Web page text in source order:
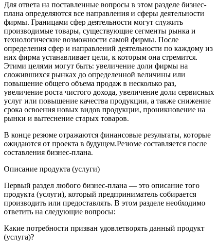
Для ответа на поставленные вопросы в этом разделе бизнес-
плана определяются все направления и сферы деятельности
фирмы. Границами сфер деятельности могут служить
производимые товары, существующие сегменты рынка и
технологические возможности самой фирмы. После
определения сфер и направлений деятельности по каждому из
них фирма устанавливает цели, к которым она стремится.
Этими целями могут быть: увеличение доли фирмы на
сложившихся рынках до определенной величины или
повышение общего объема продаж в несколько раз,
увеличение роста чистого дохода, увеличение доли сервисных
услуг или повышение качества продукции, а также снижение
срока освоения новых видов продукции, проникновение на
рынки и вытеснение старых товаров.
В конце резюме отражаются финансовые результаты, которые
ожидаются от проекта в будущем.Резюме составляется после
составления бизнес-плана.
Описание продукта (услуги)
Первый раздел любого бизнес-плана — это описание того
продукта (услуги), который предприниматель собирается
производить или предоставлять. В этом разделе необходимо
ответить на следующие вопросы:
Какие потребности призван удовлетворять данный продукт
(услуга)?